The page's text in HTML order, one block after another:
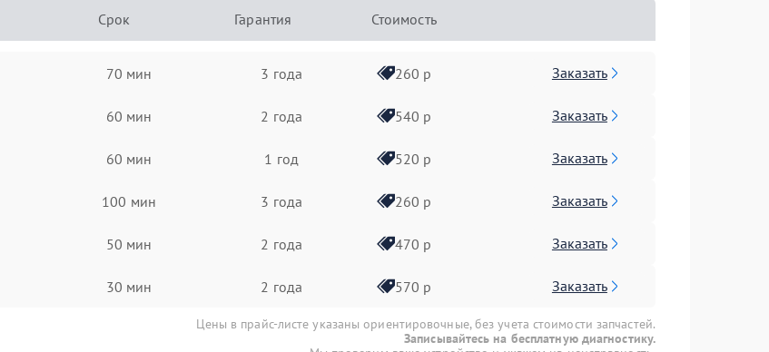
Срок Гарантия Стоимость
70 мин 3 года 260 р Заказать
60 мин 2 года 540 р Заказать
60 мин 1 год 520 р Заказать
100 мин 3 года 260 р Заказать
50 мин 2 года 470 р Заказать
30 мин 2 года 570 р Заказать
Цены в прайс-листе указаны ориентировочные, без учета стоимости запчастей.
Записывайтесь на бесплатную диагностику.